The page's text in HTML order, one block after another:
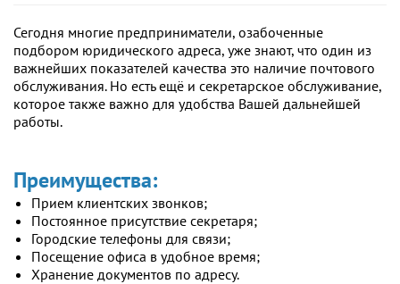
Сегодня многие предприниматели, озабоченные
подбором юридического адреса, уже знают, что один из
важнейших показателей качества это наличие почтового
обслуживания. Но есть ещё и секретарское обслуживание,
которое также важно для удобства Вашей дальнейшей
работы.
Преимущества:
Прием клиентских звонков;
Постоянное присутствие секретаря;
Городские телефоны для связи;
Посещение офиса в удобное время;
Хранение документов по адресу.